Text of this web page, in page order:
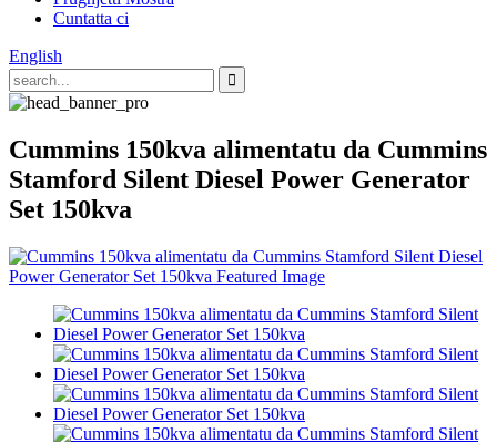
Cuntatta ci
English
Cummins 150kva alimentatu da Cummins
Stamford Silent Diesel Power Generator
Set 150kva